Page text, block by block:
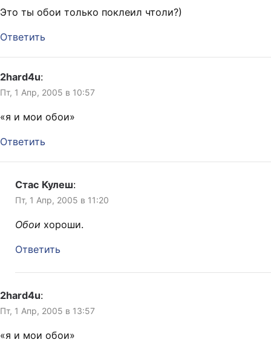
Это ты обои только поклеил чтоли?)
Ответить
2hard4u:
Пт, 1 Апр, 2005 в 10:57
«я и мои обои»
Ответить
Стас Кулеш:
Пт, 1 Апр, 2005 в 11:20
Обои хороши.
Ответить
2hard4u:
Пт, 1 Апр, 2005 в 13:57
«я и мои обои»